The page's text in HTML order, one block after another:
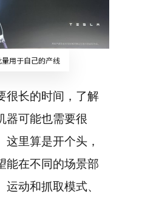
用于自己的产线
很长的时间，了解
器可能也需要很
里算是开个头，
能在不同的场景部
动和抓取模式、